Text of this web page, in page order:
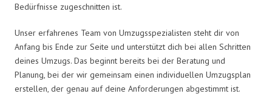
Bedürfnisse zugeschnitten ist.
Unser erfahrenes Team von Umzugsspezialisten steht dir von
Anfang bis Ende zur Seite und unterstützt dich bei allen Schritten
deines Umzugs. Das beginnt bereits bei der Beratung und
Planung, bei der wir gemeinsam einen individuellen Umzugsplan
erstellen, der genau auf deine Anforderungen abgestimmt ist.